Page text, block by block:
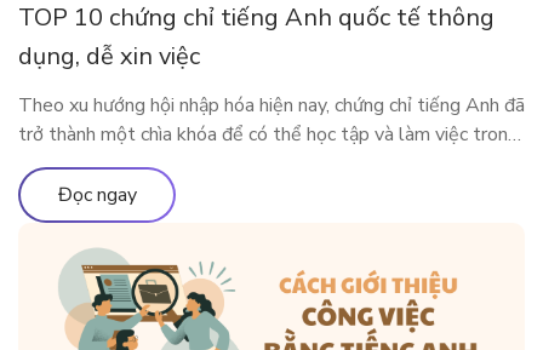
TOP 10 chứng chỉ tiếng Anh quốc tế thông
dụng, dễ xin việc
Theo xu hướng hội nhập hóa hiện nay, chứng chỉ tiếng Anh đã
trở thành một chìa khóa để có thể học tập và làm việc trong
môi trường quốc tế. Vậy có những chứng chỉ thông dụng nào
được Việt Nam và các nước lớn trên thế giới công nhận?
Cùng ELSA Premium tìm […]
Đọc ngay